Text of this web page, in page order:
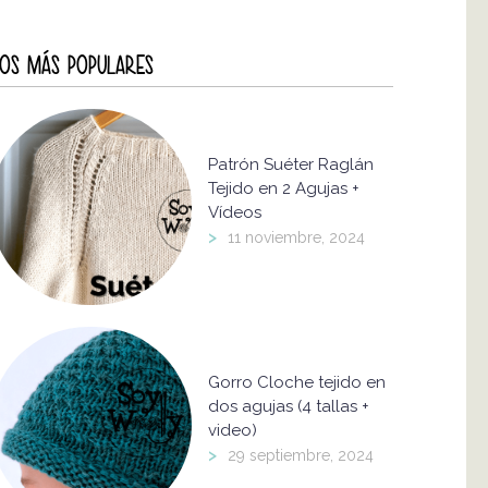
MÁS POPULARES
Patrón Suéter Raglán
Tejido en 2 Agujas +
Vídeos
> 11 noviembre, 2024
Gorro Cloche tejido en
dos agujas (4 tallas +
video)
> 29 septiembre, 2024